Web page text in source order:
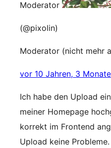
Moderator
(@pixolin)
Moderator (nicht mehr
vor 10 Jahren, 3
Ich habe den Upload
meiner Homepage
korrekt im Frontend
Upload keine Probleme.